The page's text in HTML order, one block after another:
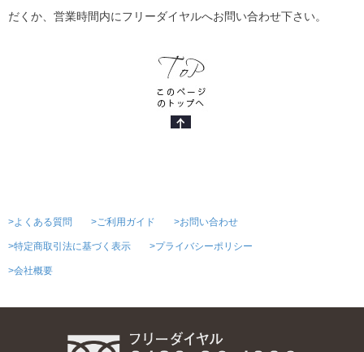
だくか、営業時間内にフリーダイヤルへお問い合わせ下さい。
>よくある質問 >ご利用ガイド >お問い合わせ
>特定商取引法に基づく表示 >プライバシーポリシー
>会社概要